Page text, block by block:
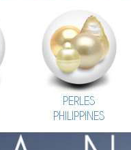
PERLES
PHILIPPINES